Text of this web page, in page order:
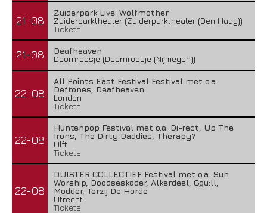
21-08
Zuiderpark Live: Wolfmother
Zuiderparktheater (Zuiderparktheater (Den Haag))
Tickets
21-08
Deafheaven
Doornroosje (Doornroosje (Nijmegen))
22-08
All Points East Festival Festival met o.a.
Deftones, Deafheaven
London
Tickets
22-08
Huntenpop Festival met o.a. Di-rect, Up The
Irons, The Dirty Daddies, Therapy?
Ulft
Tickets
22-08
DUISTER COLLECTIEF Festival met o.a. Sun
Worship, Doodseskader, Alkerdeel, Ggu:ll,
Modder, Terzij De Horde
Utrecht
Tickets